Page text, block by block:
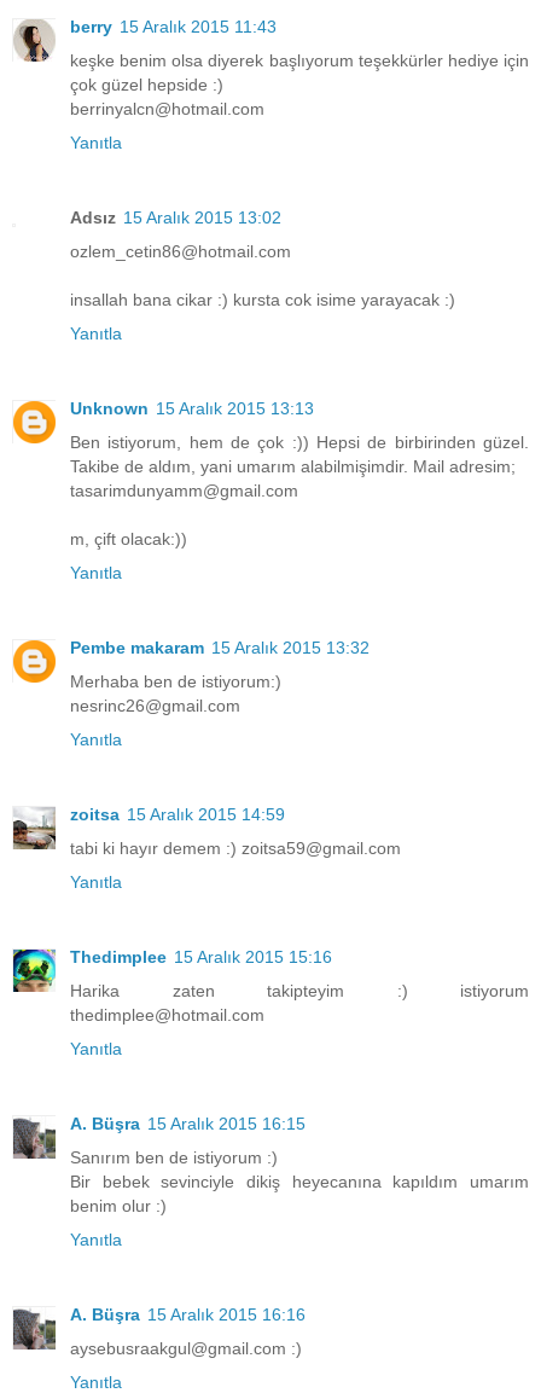
berry 15 Aralık 2015 11:43
keşke benim olsa diyerek başlıyorum teşekkürler hediye için
çok güzel hepside :)
berrinyalcn@hotmail.com
Yanıtla
Adsız 15 Aralık 2015 13:02
ozlem_cetin86@hotmail.com
insallah bana cikar :) kursta cok isime yarayacak :)
Yanıtla
Unknown 15 Aralık 2015 13:13
Ben istiyorum, hem de çok :)) Hepsi de birbirinden güzel.
Takibe de aldım, yani umarım alabilmişimdir. Mail adresim;
tasarimdunyamm@gmail.com
m, çift olacak:))
Yanıtla
Pembe makaram 15 Aralık 2015 13:32
Merhaba ben de istiyorum:)
nesrinc26@gmail.com
Yanıtla
zoitsa 15 Aralık 2015 14:59
tabi ki hayır demem :) zoitsa59@gmail.com
Yanıtla
Thedimplee 15 Aralık 2015 15:16
Harika zaten takipteyim :) istiyorum
thedimplee@hotmail.com
Yanıtla
A. Büşra 15 Aralık 2015 16:15
Sanırım ben de istiyorum :)
Bir bebek sevinciyle dikiş heyecanına kapıldım umarım
benim olur :)
Yanıtla
A. Büşra 15 Aralık 2015 16:16
aysebusraakgul@gmail.com :)
Yanıtla